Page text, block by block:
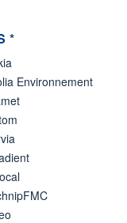
*
Environnement